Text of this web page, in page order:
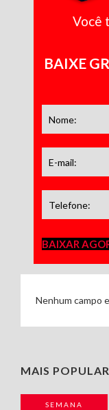
Você
BAIXE
BAIXAR
Nenhum campo
MAIS
SEMANA